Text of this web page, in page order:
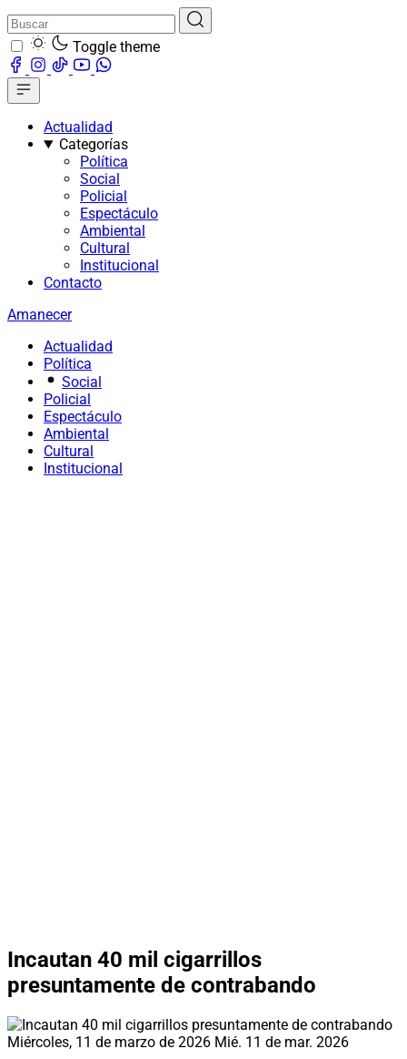
Toggle theme
Actualidad
Categorías
Política
Social
Policial
Espectáculo
Ambiental
Cultural
Institucional
Contacto
Amanecer
Actualidad
Política
Social
Policial
Espectáculo
Ambiental
Cultural
Institucional
Incautan 40 mil cigarrillos
presuntamente de contrabando
Miércoles, 11 de marzo de 2026 Mié. 11 de mar. 2026